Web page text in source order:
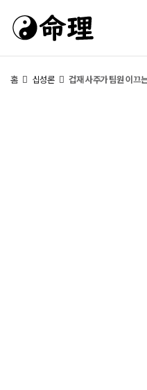
홈 십성론 겁재 사주가 팀원 이끄